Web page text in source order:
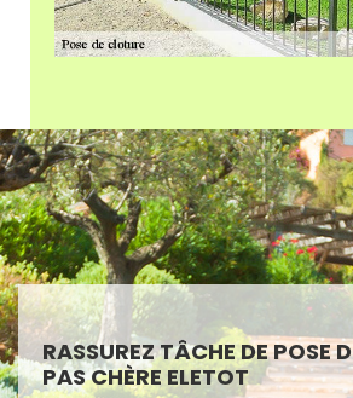
RASSUREZ TÂCHE DE POSE
PAS CHÈRE ELETOT